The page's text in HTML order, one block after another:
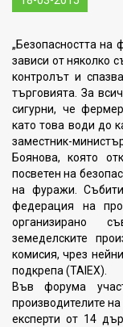
„Безопасността на
зависи от няколко
контролът и
търговията. За
сигурни, че
като това води до
заместник-
Боянова, която
посветен на
на фуражи.
федерация на
организирано
земеделските
комисия, чрез
подкрепа (TAIEX).
Във форума
производителите
експерти от 14